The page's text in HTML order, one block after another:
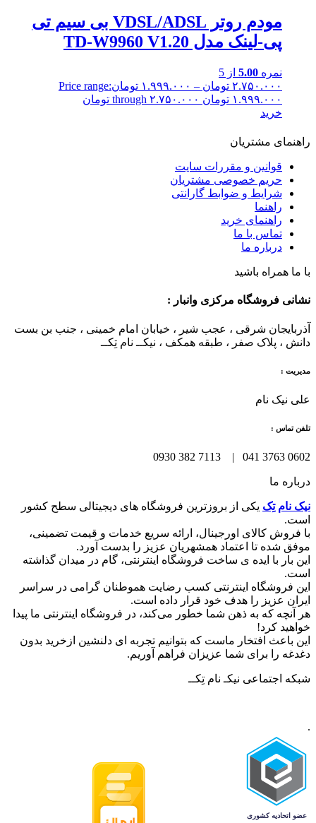
مودم روتر VDSL/ADSL بی سیم تی
پی-لینک مدل TD-W9960 V1.20
نمره 5.00 از 5
۲.۷۵۰.۰۰۰ تومان – ۱.۹۹۹.۰۰۰ تومانPrice range:
۱.۹۹۹.۰۰۰ تومان through ۲.۷۵۰.۰۰۰ تومان
خرید
راهنمای مشتریان
قوانین و مقررات سایت
حریم خصوصی مشتریان
شرایط و ضوابط گارانتی
راهنما
راهنمای خرید
تماس با ما
درباره ما
با ما همراه باشید
نشانی فروشگاه مرکزی وانبار :
آذربایجان شرقی ، عجب شیر ، خیابان امام خمینی ، جنب بن بست
دانش ، پلاک صفر ، طبقه همکف ، نیکــ نام تِکــ
مدیریت :
علی نیک نام
تلفن تماس :
0602 3763 041 | 7113 382 0930
درباره ما
نیک نام تِک یکی از بروزترین فروشگاه های دیجیتالی سطح کشور
است.
با فروش کالای اورجینال، ارائه سریع خدمات و قیمت تضمینی،
موفق شده تا اعتماد همشهریان عزیز را بدست آورد.
این بار با ایده ی ساخت فروشگاه اینترنتی، گام در میدان گذاشته
است.
این فروشگاه اینترنتی کسب رضایت هموطنان گرامی در سراسر
ایران عزیز را هدف خود قرار داده است.
هر آنچه که به ذهن شما خطور می‌کند، در فروشگاه اینترنتی ما پیدا
خواهید کرد!
این باعث افتخار ماست که بتوانیم تجربه ای دلنشین ازخرید بدون
دغدغه را برای شما عزیزان فراهم آوریم.
شبکه‌ اجتماعی نیکـ نام تِکــ
.